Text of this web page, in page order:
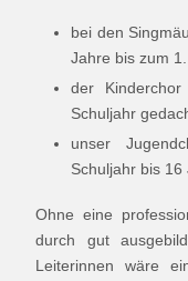
bei den
Jahre bis zum
der
Schuljahr
unser
Schuljahr bis 16
Ohne eine
durch gut
Leiterinnen wäre